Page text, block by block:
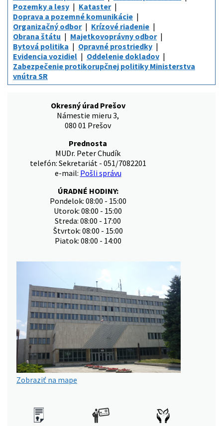
Pozemky a lesy
Kataster
Doprava a pozemné komunikácie
Organizačný odbor
Krízové riadenie
Obrana štátu
Majetkovoprávny odbor
Bytová politika
Opravné prostriedky
Evidencia vozidiel
Oddelenie dokladov
Zabezpečenie protikorupčnej politiky Ministerstva
vnútra SR
Okresný úrad Prešov
Námestie mieru 3,
080 01 Prešov
Prednosta
MUDr. Peter Chudík
telefón: Sekretariát - 051/7082201
e-mail: Pošli správu
ÚRADNÉ HODINY:
Pondelok: 08:00 - 15:00
Utorok: 08:00 - 15:00
Streda: 08:00 - 17:00
Štvrtok: 08:00 - 15:00
Piatok: 08:00 - 14:00
Zobraziť na mape